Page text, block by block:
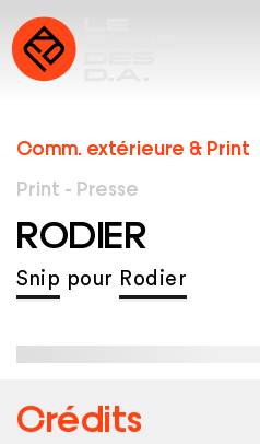
Comm. extérieure & Print
Print - Presse
RODIER
Snip pour Rodier
Crédits